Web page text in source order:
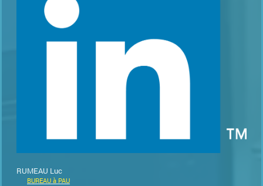
RUMEAU Luc
BUREAU à PAU